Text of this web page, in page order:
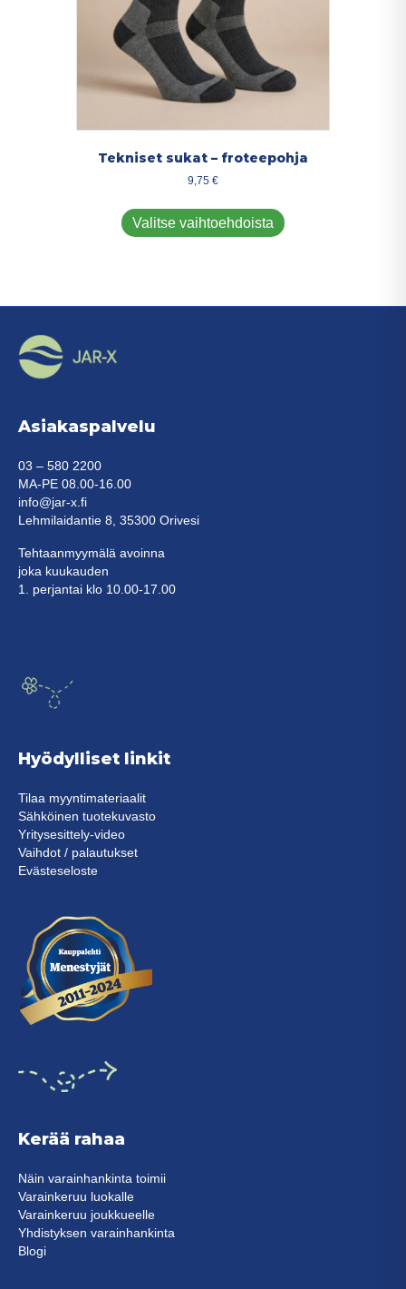
Tekniset sukat – froteepohja
9,75 €
Valitse vaihtoehdoista
tuotteella
tehdä
Asiakaspalvelu
03 – 580 2200
MA-PE 08.00-16.00
info@jar-x.fi
Lehmilaidantie 8, 35300 Orivesi
Tehtaanmyymälä avoinna
joka kuukauden
1. perjantai klo 10.00-17.00
Hyödylliset linkit
Tilaa myyntimateriaalit
Sähköinen tuotekuvasto
Yritysesittely-video
Vaihdot / palautukset
Evästeseloste
Kerää rahaa
Näin varainhankinta toimii
Varainkeruu luokalle
Varainkeruu joukkueelle
Yhdistyksen varainhankinta
Blogi